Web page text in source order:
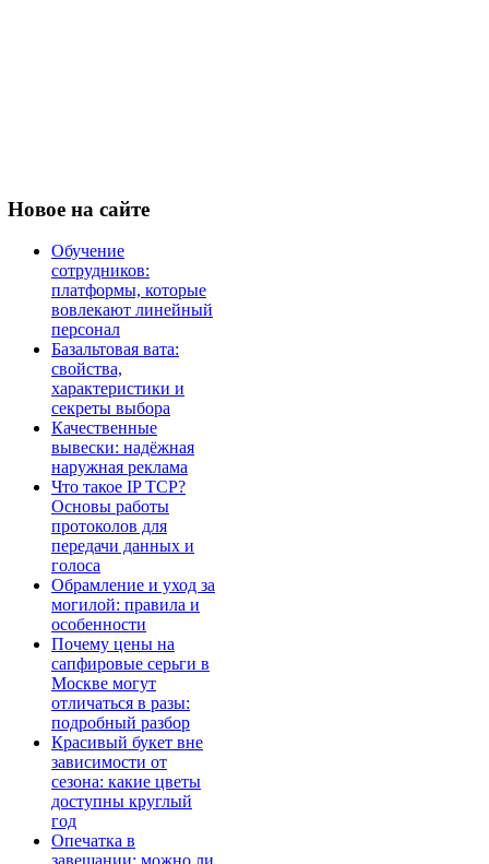
Новое на сайте
Обучение
сотрудников:
платформы, которые
вовлекают линейный
персонал
Базальтовая вата:
свойства,
характеристики и
секреты выбора
Качественные
вывески: надёжная
наружная реклама
Что такое IP TCP?
Основы работы
протоколов для
передачи данных и
голоса
Обрамление и уход за
могилой: правила и
особенности
Почему цены на
сапфировые серьги в
Москве могут
отличаться в разы:
подробный разбор
Красивый букет вне
зависимости от
сезона: какие цветы
доступны круглый
год
Опечатка в